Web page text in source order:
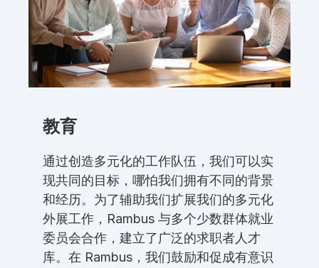
教育
通过创造多元化的工作队伍，我们可以实
现共同的目标，哪怕我们拥有不同的背景
和经历。为了辅助我们扩展我们的多元化
外展工作，Rambus 与多个少数群体就业
委员会合作，建立了广泛的求职者人才
库。在 Rambus，我们鼓励和促成有意识